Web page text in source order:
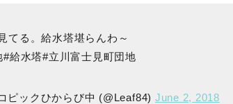
てる。給水塔堪らんわ～
#給水塔#立川富士見町団地
ピックひからび中 (@Leaf84) June 2, 2018